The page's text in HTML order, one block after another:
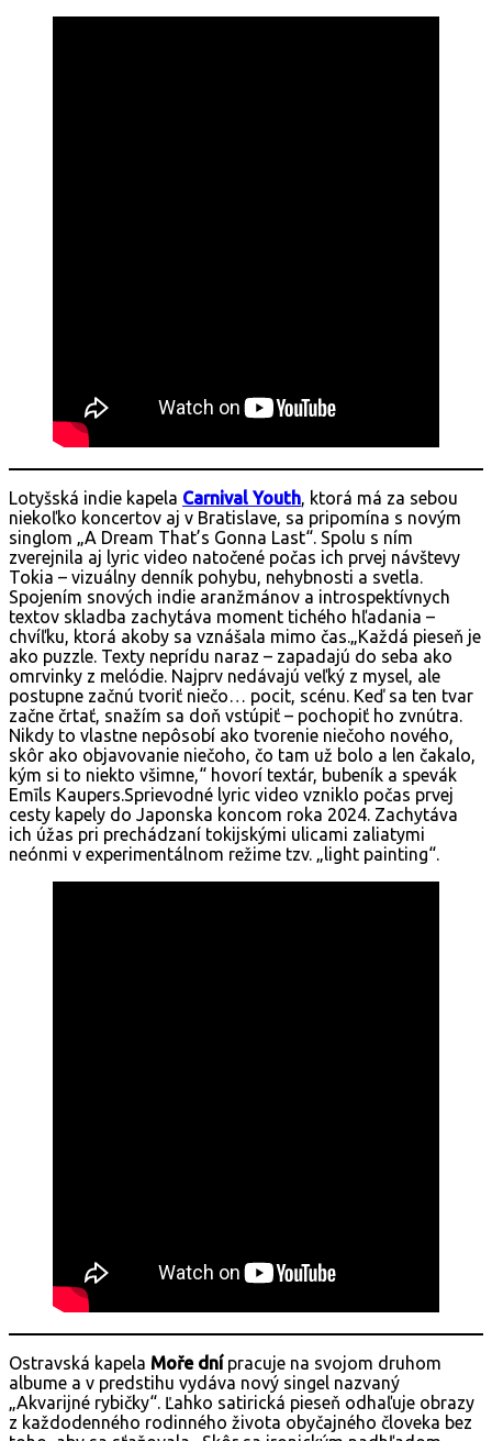
Lotyšská indie kapela Carnival Youth, ktorá má za sebou
niekoľko koncertov aj v Bratislave, sa pripomína s novým
singlom „A Dream That’s Gonna Last“. Spolu s ním
zverejnila aj lyric video natočené počas ich prvej návštevy
Tokia – vizuálny denník pohybu, nehybnosti a svetla.
Spojením snových indie aranžmánov a introspektívnych
textov skladba zachytáva moment tichého hľadania –
chvíľku, ktorá akoby sa vznášala mimo čas.„Každá pieseň je
ako puzzle. Texty neprídu naraz – zapadajú do seba ako
omrvinky z melódie. Najprv nedávajú veľký z mysel, ale
postupne začnú tvoriť niečo… pocit, scénu. Keď sa ten tvar
začne črtať, snažím sa doň vstúpiť – pochopiť ho zvnútra.
Nikdy to vlastne nepôsobí ako tvorenie niečoho nového,
skôr ako objavovanie niečoho, čo tam už bolo a len čakalo,
kým si to niekto všimne,“ hovorí textár, bubeník a spevák
Emīls Kaupers.Sprievodné lyric video vzniklo počas prvej
cesty kapely do Japonska koncom roka 2024. Zachytáva
ich úžas pri prechádzaní tokijskými ulicami zaliatymi
neónmi v experimentálnom režime tzv. „light painting“.
Ostravská kapela Moře dní pracuje na svojom druhom
albume a v predstihu vydáva nový singel nazvaný
„Akvarijné rybičky“. Ľahko satirická pieseň odhaľuje obrazy
z každodenného rodinného života obyčajného človeka bez